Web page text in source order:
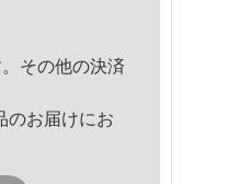
その他の決済
のお届けにお